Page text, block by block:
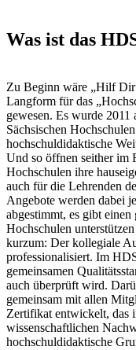
Was ist das
Zu Beginn wäre „Hilf Dir
Langform für das
gewesen. Es wurde
Sächsischen
hochschuldidaktische
Und so öffnen seither im
Hochschulen ihre
auch für die Lehrenden
Angebote werden dabei
abgestimmt, es gibt
Hochschulen
kurzum: Der kollegiale
professionalisiert. Im
gemeinsamen
auch überprüft wird.
gemeinsam mit allen
Zertifikat entwickelt, das
wissenschaftlichen
hochschuldidaktische